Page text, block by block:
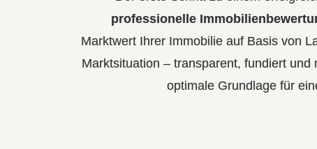
professionelle
Marktwert Ihrer Immobilie auf Basis von
Marktsituation – transparent, fundiert
optimale Grundlage für